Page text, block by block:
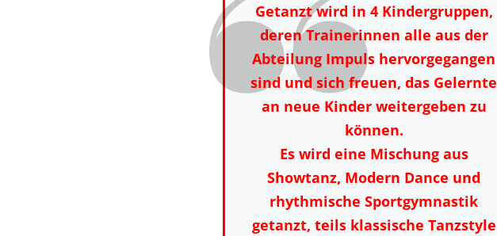
Getanzt wird in 4 Kindergruppen,
deren Trainerinnen alle aus der
Abteilung Impuls hervorgegangen
sind und sich freuen, das Gelernte
an neue Kinder weitergeben zu
können.
Es wird eine Mischung aus
Showtanz, Modern Dance und
rhythmische Sportgymnastik
getanzt, teils klassische Tanzstyle